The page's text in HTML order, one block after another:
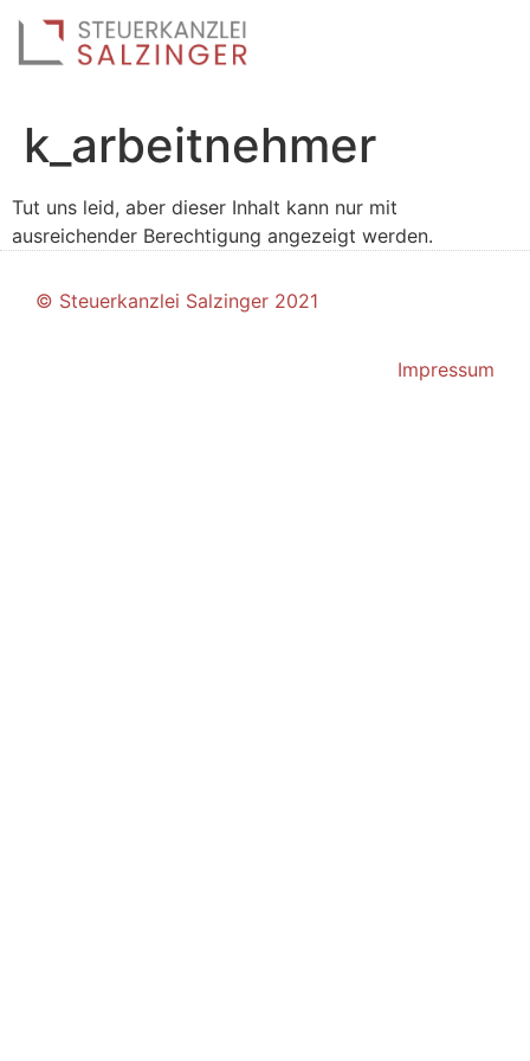
k_arbeitnehmer
Tut uns leid, aber dieser Inhalt kann nur mit
ausreichender Berechtigung angezeigt werden.
© Steuerkanzlei Salzinger 2021
Impressum